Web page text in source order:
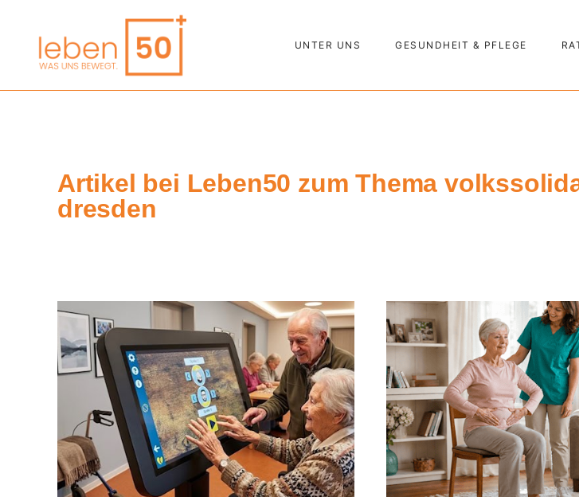
UNTER UNS GESUNDHEIT & PFLEGE
Artikel bei Leben50 zum Thema
dresden